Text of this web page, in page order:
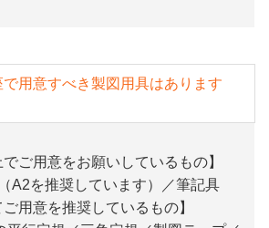
用意すべき製図用具はあります
でご用意をお願いしているもの】
A2を推奨しています）／筆記具
ご用意を推奨しているもの】